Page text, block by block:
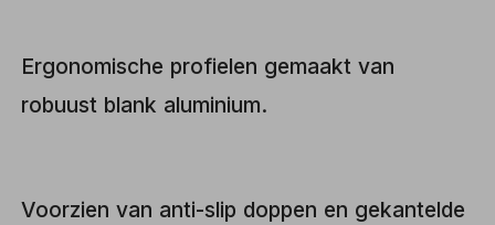
Ergonomische profielen gemaakt van
robuust blank aluminium.
Voorzien van anti-slip doppen en gekantelde